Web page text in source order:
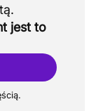
jest to